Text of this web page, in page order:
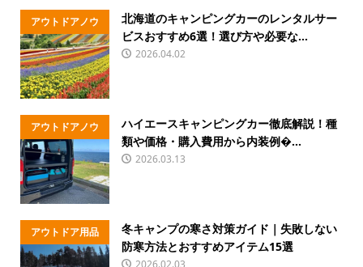
アウトドアノウ
ハウ
北海道のキャンピングカーのレンタルサー
ビスおすすめ6選！選び方や必要な...
2026.04.02
アウトドアノウ
ハウ
ハイエースキャンピングカー徹底解説！種
類や価格・購入費用から内装例�...
2026.03.13
アウトドア用品
冬キャンプの寒さ対策ガイド｜失敗しない
防寒方法とおすすめアイテム15選